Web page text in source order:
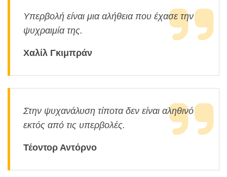
Υπερβολή είναι μια αλήθεια που έχασε την
ψυχραιμία της.
Χαλίλ Γκιμπράν
Στην ψυχανάλυση τίποτα δεν είναι αληθινό
εκτός από τις υπερβολές.
Τέοντορ Αντόρνο